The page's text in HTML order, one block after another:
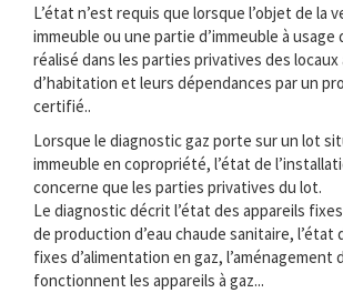
L’état n’est requis que lorsque l’objet de la
immeuble ou une partie d’immeuble à usage
réalisé dans les parties privatives des locaux
d’habitation et leurs dépendances par un
certifié..
Lorsque le diagnostic gaz porte sur un lot
immeuble en copropriété, l’état de
concerne que les parties privatives du lot.
Le diagnostic décrit l’état des appareils
de production d’eau chaude sanitaire,
fixes d’alimentation en gaz, l’aménagement
fonctionnent les appareils à gaz...